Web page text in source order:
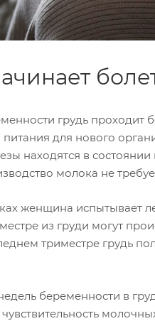
грудь проходит
для нового
находятся в
молока не
женщина испытывает
из груди могут
триместре грудь
беременности в